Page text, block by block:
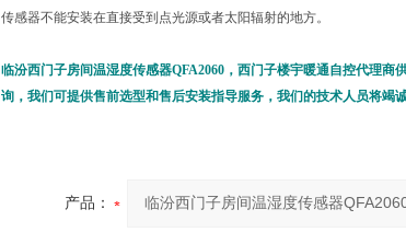
传感器不能安装在直接受到点光源或者太阳辐射的地方。
临汾西门子房间温湿度传感器QFA2060，西门子楼宇暖通自控代理
询，我们可提供售前选型和售后安装指导服务，我们的技术人员将竭诚
产品：